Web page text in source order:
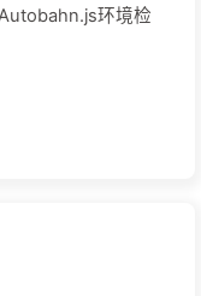
环境检